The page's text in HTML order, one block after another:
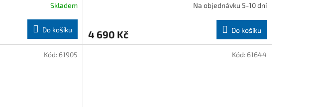
Skladem
Do košíku
Na objednávku 5-10 dní
4 690 Kč Do košíku
Kód: 61905 Kód: 61644